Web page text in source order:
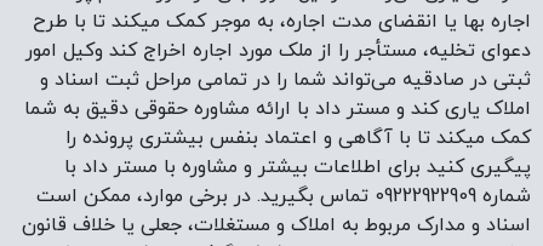
شما خواهد بود و با تخصص و تجربه خود، مسیر حل و فصل
دعاوی ثبتی را هموار می‌سازد.
وکیل ارثیه در صادقیه
برای مشاوره با بهترین وکیل ارثیه در صادقیه می‌توانید از طریق
شماره ‌09222922909 با مستر داد تماس بگیرید. اگر در اجرای
وصیت‌نامه با مشکل روبرو شده‌اید، می‌توانید از طریق شماره
09222922909 از خدمات وکیل ارثیه در صادقیه موسسه مستر داد